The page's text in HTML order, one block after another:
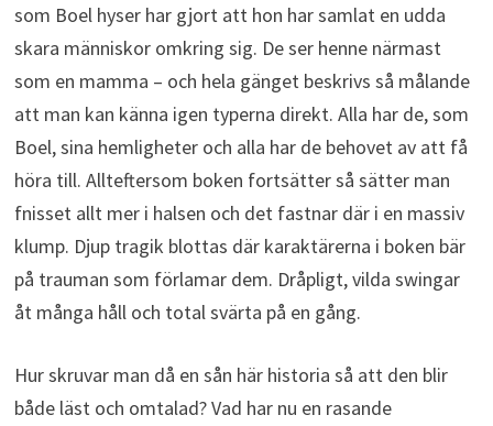
som Boel hyser har gjort att hon har samlat en udda
skara människor omkring sig. De ser henne närmast
som en mamma – och hela gänget beskrivs så målande
att man kan känna igen typerna direkt. Alla har de, som
Boel, sina hemligheter och alla har de behovet av att få
höra till. Allteftersom boken fortsätter så sätter man
fnisset allt mer i halsen och det fastnar där i en massiv
klump. Djup tragik blottas där karaktärerna i boken bär
på trauman som förlamar dem. Dråpligt, vilda swingar
åt många håll och total svärta på en gång.
Hur skruvar man då en sån här historia så att den blir
både läst och omtalad? Vad har nu en rasande